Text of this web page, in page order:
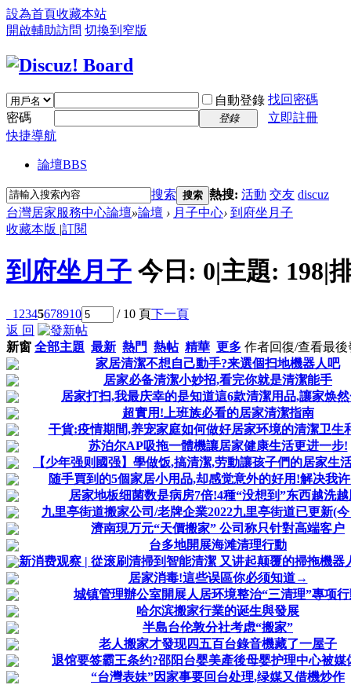
設為首頁收藏本站
開啟輔助訪問 切換到窄版
自動登錄 找回密碼
密碼
登錄
立即註冊
快捷導航
論壇BBS
搜索 搜索 熱搜: 活動 交友 discuz
台灣居家服務中心論壇»論壇 › 月子中心› 到府坐月子
收藏本版 |訂閱
到府坐月子 今日: 0|主題: 198|
1 2345678910 / 10 頁下一頁
返 回
新窗 全部主題 最新 熱門 熱帖 精華 更多 作者回復/查看最後
家居清潔不想自己動手?来選個扫地機器人吧
居家必备清潔小妙招,看完你就是清潔能手
居家打扫,我最庆幸的是知道這6款清潔用品,讓家焕
超實用!上班族必看的居家清潔指南
干貨:疫情期間,养宠家庭如何做好居家环境的清潔卫生
苏泊尔AP吸拖一體機讓居家健康生活更进一步!
【少年强则國强】學做饭,搞清潔,劳動讓孩子們的居家生
随手買到的5個家居小用品,却感觉意外的好用!解决我
居家地板细菌数是病房7倍!4種“没想到”东西越洗越
九里亭街道搬家公司/老牌企業2022九里亭街道已更新(
濟南現万元“天價搬家” 公司称只针對高端客户
台多地開展海滩清理行動
新消费观察 | 從滚刷清掃到智能清潔 又讲起颠覆的掃拖機器
居家消毒!這些误區你必须知道→
城镇管理辦公室開展人居环境整治“三清理”專项
哈尔滨搬家行業的诞生與發展
半島台伦敦分社考虑“搬家”
老人搬家才發现四五百台錄音機藏了一屋子
退馆要签霸王条约?邵阳台婴美產後母婴护理中心被媒
“台灣表妹”因家事要回台处理,绿媒又借機炒作